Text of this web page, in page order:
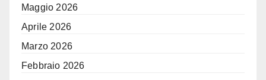
Maggio 2026
Aprile 2026
Marzo 2026
Febbraio 2026